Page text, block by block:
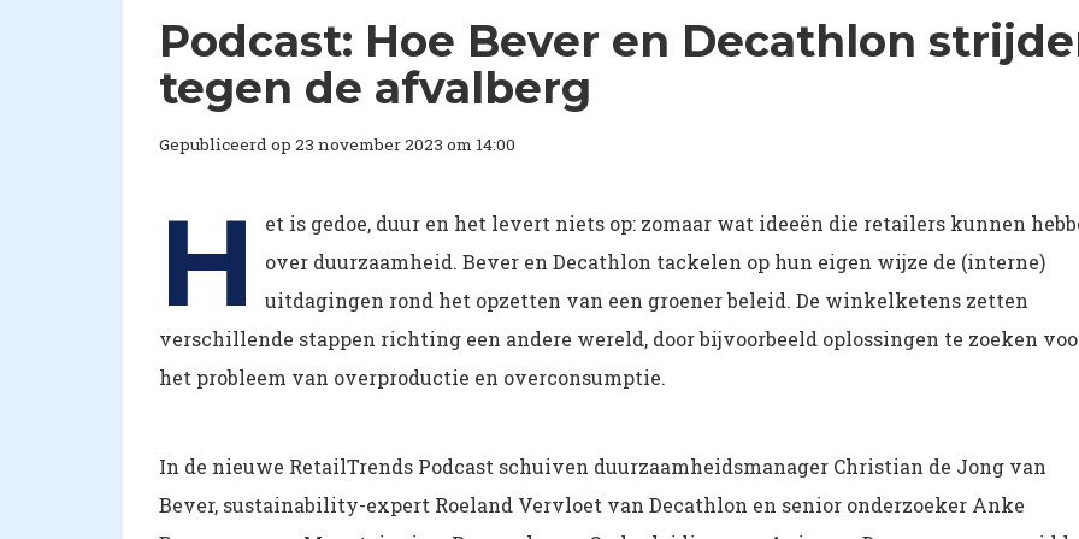
Podcast: Hoe Bever en Decathlon
tegen de afvalberg
Gepubliceerd op 23 november 2023 om 14:00
H
et is gedoe, duur en het levert niets op: zomaar wat ideeën die retailers kunnen
over duurzaamheid. Bever en Decathlon tackelen op hun eigen wijze de (interne)
uitdagingen rond het opzetten van een groener beleid. De winkelketens zetten
verschillende stappen richting een andere wereld, door bijvoorbeeld oplossingen te zoeken
het probleem van overproductie en overconsumptie.
In de nieuwe RetailTrends Podcast schuiven duurzaamheidsmanager Christian de Jong van
Bever, sustainability-expert Roeland Vervloet van Decathlon en senior onderzoeker Anke